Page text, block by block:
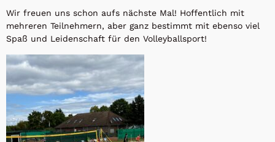
Wir freuen uns schon aufs nächste Mal! Hoffentlich mit
mehreren Teilnehmern, aber ganz bestimmt mit ebenso viel
Spaß und Leidenschaft für den Volleyballsport!